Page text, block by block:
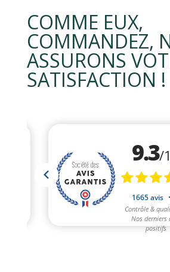
COMME EUX,
COMMANDEZ,
ASSURONS
SATISFACTION !